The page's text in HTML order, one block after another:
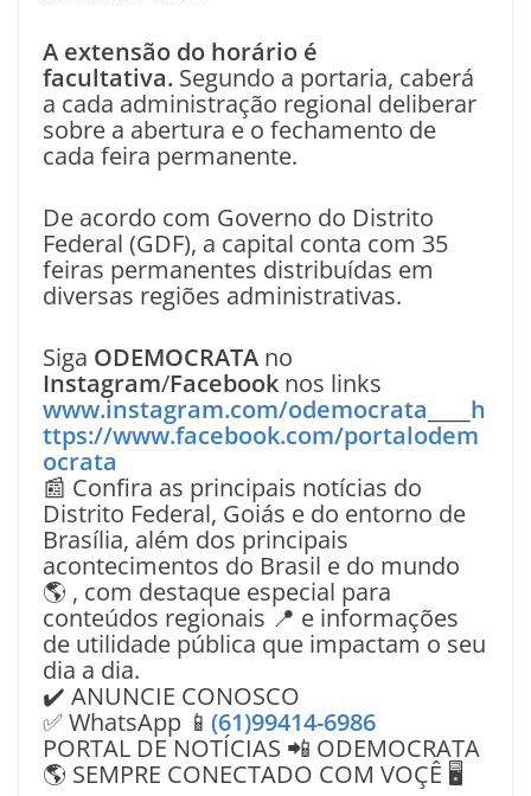
A extensão do horário é
facultativa. Segundo a portaria, caberá
a cada administração regional deliberar
sobre a abertura e o fechamento de
cada feira permanente.
De acordo com Governo do Distrito
Federal (GDF), a capital conta com 35
feiras permanentes distribuídas em
diversas regiões administrativas.
Siga ODEMOCRATA no
Instagram/Facebook nos links
www.instagram.com/odemocrata
h
ttps://www.facebook.com/portalodem
ocrata
📰 Confira as principais notícias do
Distrito Federal, Goiás e do entorno de
Brasília, além dos principais
acontecimentos do Brasil e do mundo
🌎 , com destaque especial para
conteúdos regionais 📍 e informações
de utilidade pública que impactam o seu
dia a dia.
✔️ ANUNCIE CONOSCO
✅ WhatsApp 📱 (61)99414-6986
PORTAL DE NOTÍCIAS 📲 ODEMOCRATA
🌎 SEMPRE CONECTADO COM VOÇÊ 🖥️